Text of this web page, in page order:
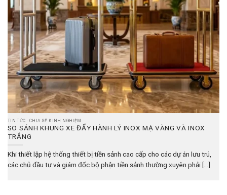
TIN TỨC - CHIA SẺ KINH NGHIỆM
SO SÁNH KHUNG XE ĐẨY HÀNH LÝ INOX MẠ VÀNG VÀ INOX
TRẮNG
Khi thiết lập hệ thống thiết bị tiền sảnh cao cấp cho các dự án lưu trú,
các chủ đầu tư và giám đốc bộ phận tiền sảnh thường xuyên phải [...]